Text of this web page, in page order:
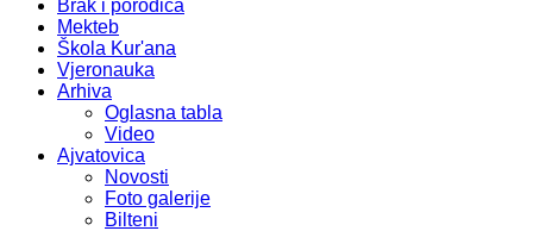
Brak i porodica
Mekteb
Škola Kur'ana
Vjeronauka
Arhiva
Oglasna tabla
Video
Ajvatovica
Novosti
Foto galerije
Bilteni